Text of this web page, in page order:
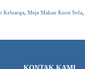
Keluarga, Meja Makan Kursi Sofa,